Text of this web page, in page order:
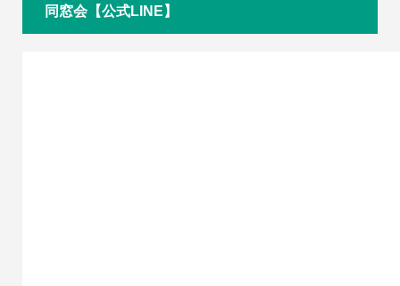
同窓会【公式LINE】